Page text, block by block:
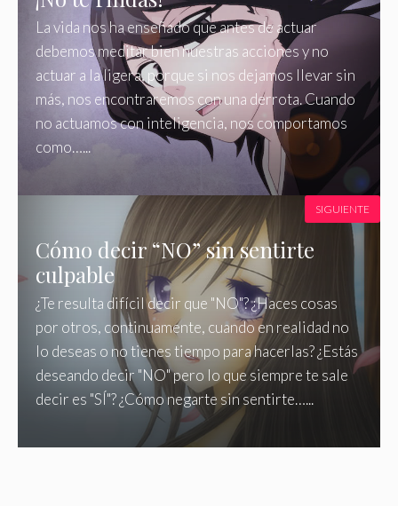
La vida nos ha enseñado que antes de actuar
debemos meditar bien nuestras acciones y no
actuar a la ligera, porque si nos dejamos llevar sin
más, nos encontraremos con una derrota. Cuando
no actuamos con inteligencia, nos comportamos
como…...
Cómo decir “NO” sin sentirte
culpable
¿Te resulta difícil decir que "NO"? ¿Haces cosas
por otros, continuamente, cuando en realidad no
lo deseas o no tienes tiempo para hacerlas? ¿Estás
deseando decir "NO" pero lo que siempre te sale
decir es "SÍ"? ¿Cómo negarte sin sentirte…...
SIGUIENTE